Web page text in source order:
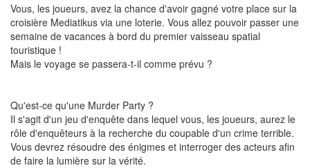
Vous, les joueurs, avez la chance d'avoir gagné votre place sur la
croisière Mediatikus via une loterie. Vous allez pouvoir passer une
semaine de vacances à bord du premier vaisseau spatial
touristique !
Mais le voyage se passera-t-il comme prévu ?
Qu'est-ce qu'une Murder Party ?
Il s'agit d'un jeu d'enquête dans lequel vous, les joueurs, aurez le
rôle d'enquêteurs à la recherche du coupable d'un crime terrible.
Vous devrez résoudre des énigmes et interroger des acteurs afin
de faire la lumière sur la vérité.